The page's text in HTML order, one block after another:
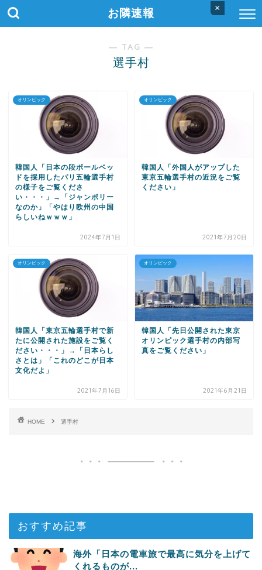
×
お隣速報
― TAG ―
選手村
オリンピック
韓国人「日本の段ボールベッ
ドを採用したパリ五輪選手村
の様子をご覧くださ
い・・・」→「ジャンボリー
なのか」「やはり欧州の中国
らしいねｗｗｗ」
2024年7月1日
オリンピック
韓国人「外国人がアップした
東京五輪選手村の近況をご覧
ください」
2021年7月20日
オリンピック
韓国人「東京五輪選手村で新
たに公開された施設をご覧く
ださい・・・」→「日本らし
さとは」「これのどこが日本
文化だよ」
2021年7月16日
オリンピック
韓国人「先日公開された東京
オリンピック選手村の内部写
真をご覧ください」
2021年6月21日
HOME 選手村
おすすめ記事
海外「日本の電車旅で最高に気分を上げて
くれるものが...